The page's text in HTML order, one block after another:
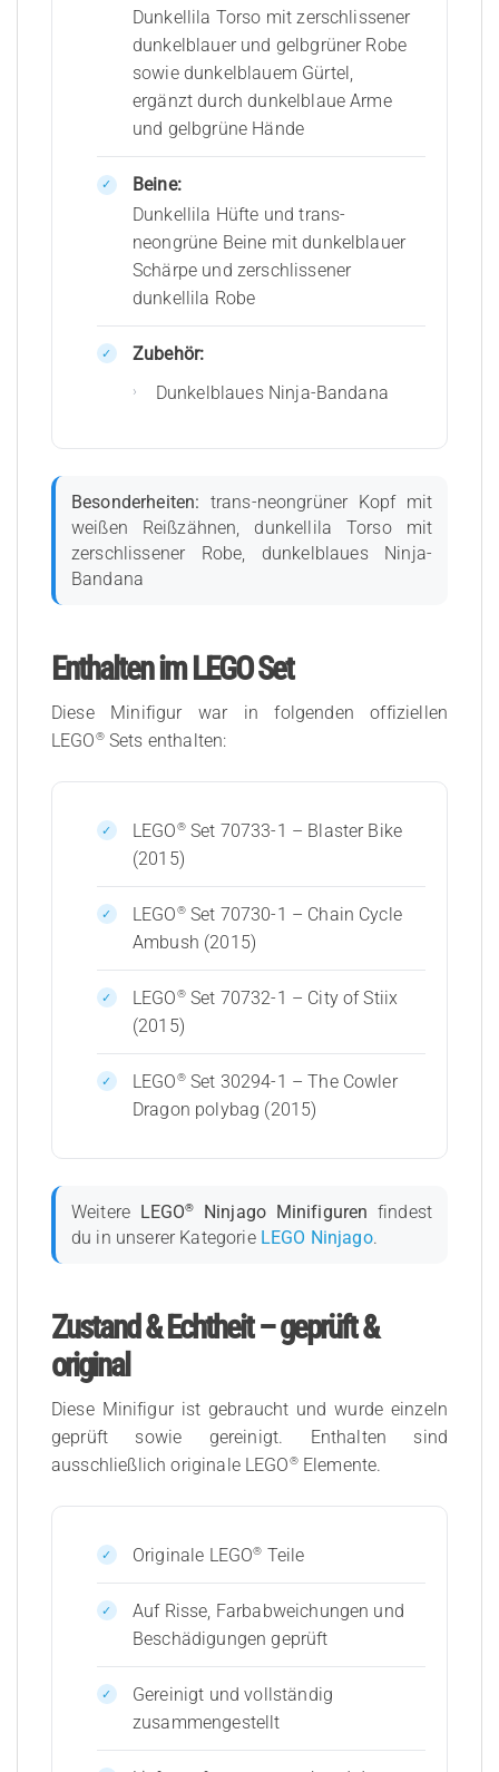
Dunkellila Torso mit zerschlissener
dunkelblauer und gelbgrüner Robe
sowie dunkelblauem Gürtel,
ergänzt durch dunkelblaue Arme
und gelbgrüne Hände
Beine:
Dunkellila Hüfte und trans-
neongrüne Beine mit dunkelblauer
Schärpe und zerschlissener
dunkellila Robe
Zubehör:
Dunkelblaues Ninja-Bandana
Besonderheiten: trans-neongrüner Kopf mit
weißen Reißzähnen, dunkellila Torso mit
zerschlissener Robe, dunkelblaues Ninja-
Bandana
Enthalten im LEGO Set
Diese Minifigur war in folgenden offiziellen
LEGO®Sets enthalten:
LEGO®Set 70733-1 – Blaster Bike
(2015)
LEGO®Set 70730-1 – Chain Cycle
Ambush (2015)
LEGO®Set 70732-1 – City of Stiix
(2015)
LEGO®Set 30294-1 – The Cowler
Dragon polybag (2015)
Weitere LEGO® Ninjago Minifiguren findest
du in unserer Kategorie LEGO Ninjago.
Zustand & Echtheit – geprüft &
original
Diese Minifigur ist gebraucht und wurde einzeln
geprüft sowie gereinigt. Enthalten sind
ausschließlich originale LEGO®Elemente.
Originale LEGO® Teile
Auf Risse, Farbabweichungen und
Beschädigungen geprüft
Gereinigt und vollständig
zusammengestellt